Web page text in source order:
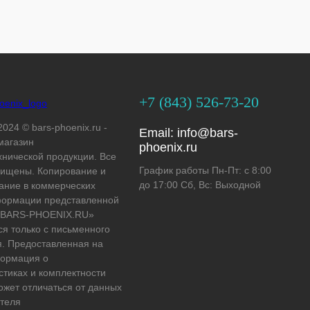
© bars-phoenix.ru -
продукции. Все
Копирование и
в коммерческих
представленной
PHOENIX.RU»
только с письменного
Предоставленная на
о
и комплектности
отличаться от данных
+7 (843) 526-73-20
Email: info@bars-
phoenix.ru
График работы Пн-Пт: с 8:00
до 17:00 Сб, Вс: Выходной